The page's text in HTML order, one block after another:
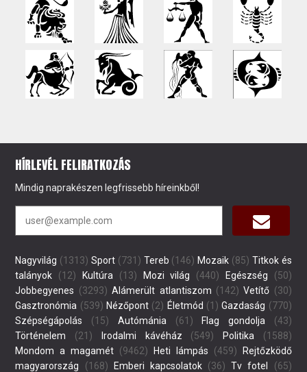
HÍRLEVÉL FELIRATKOZÁS
Mindig naprakészen legfrissebb híreinkből!
Nagyvilág (1313) Sport (731) Tereb (146) Mozaik (85) Titkok és
talányok (12) Kultúra (13) Mozi világ (440) Egészség (50)
Jobbegyenes (3293) Alámerült atlantiszom (142) Vetítő (30)
Gasztronómia (539) Nézőpont (2) Életmód (1) Gazdaság (770)
Szépségápolás (15) Autómánia (61) Flag gondolja (43)
Történelem (21) Irodalmi kávéház (549) Politika (1588)
Mondom a magamét (9462) Heti lámpás (459) Rejtőzködő
magyarország (168) Emberi kapcsolatok(36) Tv fotel (65)